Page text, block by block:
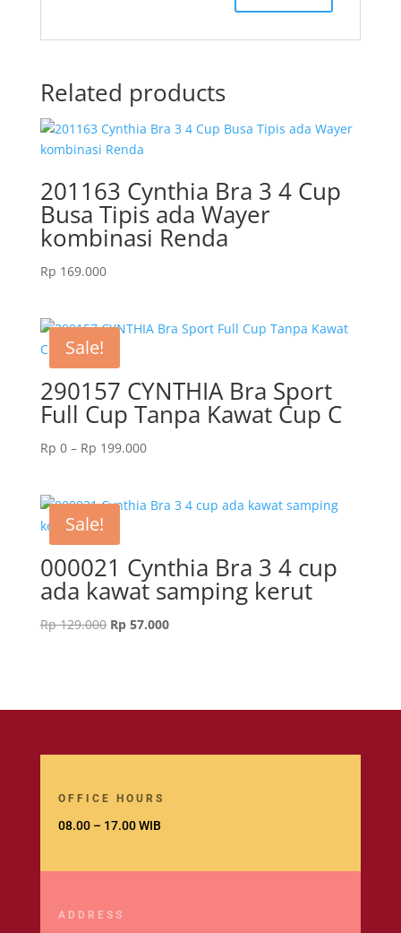
Related products
201163 Cynthia Bra 3 4 Cup
Busa Tipis ada Wayer
kombinasi Renda
Rp 169.000
Sale!
290157 CYNTHIA Bra Sport
Full Cup Tanpa Kawat Cup C
Rp 0 – Rp 199.000Price
through
Sale!
000021 Cynthia Bra 3 4 cup
ada kawat samping kerut
Rp129.000 Original
Rp57.000Current
OFFICE HOURS
08.00 – 17.00 WIB
ADDRESS